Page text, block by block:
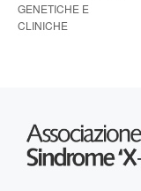
GENETICHE E
CLINICHE